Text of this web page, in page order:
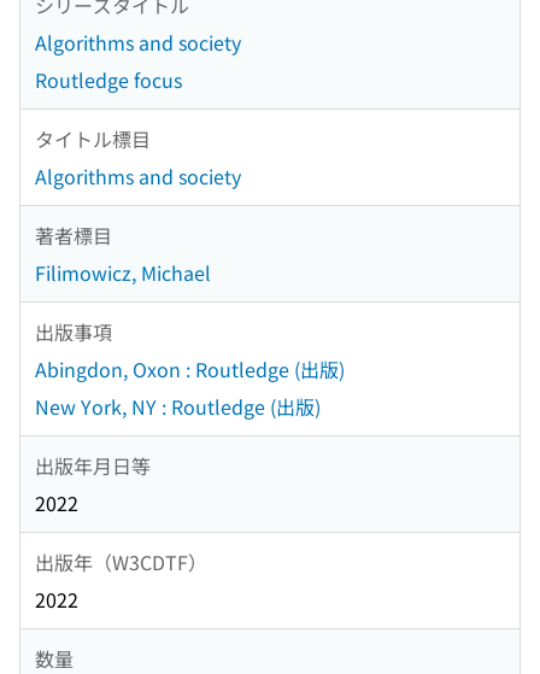
Algorithms and society
Routledge focus
タイトル標目
Algorithms and society
著者標目
Filimowicz, Michael
出版事項
Abingdon, Oxon : Routledge (出版)
New York, NY : Routledge (出版)
出版年月日等
2022
出版年（W3CDTF）
2022
数量